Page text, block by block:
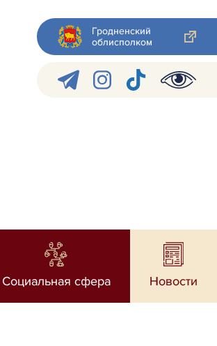
Гродненский
облисполком
Социальная сфера Новости